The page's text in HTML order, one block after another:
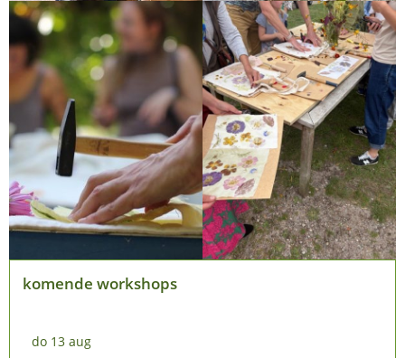
komende workshops
do 13 aug